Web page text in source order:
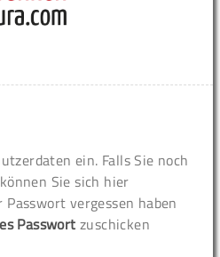
ein. Falls Sie noch
Sie sich hier
Passwort vergessen haben
Passwort zuschicken